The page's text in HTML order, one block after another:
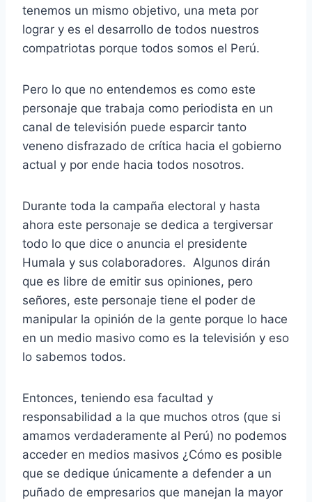
tenemos un mismo objetivo, una meta por
lograr y es el desarrollo de todos nuestros
compatriotas porque todos somos el Perú.
Pero lo que no entendemos es como este
personaje que trabaja como periodista en un
canal de televisión puede esparcir tanto
veneno disfrazado de crítica hacia el gobierno
actual y por ende hacia todos nosotros.
Durante toda la campaña electoral y hasta
ahora este personaje se dedica a tergiversar
todo lo que dice o anuncia el presidente
Humala y sus colaboradores. Algunos dirán
que es libre de emitir sus opiniones, pero
señores, este personaje tiene el poder de
manipular la opinión de la gente porque lo hace
en un medio masivo como es la televisión y eso
lo sabemos todos.
Entonces, teniendo esa facultad y
responsabilidad a la que muchos otros (que si
amamos verdaderamente al Perú) no podemos
acceder en medios masivos ¿Cómo es posible
que se dedique únicamente a defender a un
puñado de empresarios que manejan la mayor